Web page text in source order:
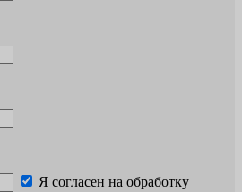
Я согласен на обработку